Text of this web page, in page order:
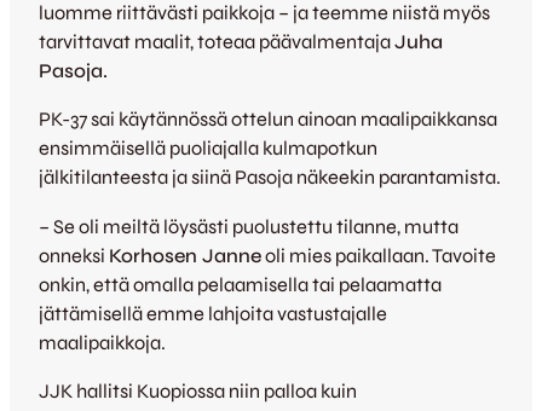
luomme riittävästi paikkoja – ja teemme niistä myös
tarvittavat maalit, toteaa päävalmentajaJuha
Pasoja.
PK-37 sai käytännössä ottelun ainoan maalipaikkansa
ensimmäisellä puoliajalla kulmapotkun
jälkitilanteesta ja siinä Pasoja näkeekin parantamista.
– Se oli meiltä löysästi puolustettu tilanne, mutta
onneksi Korhosen Janneoli mies paikallaan. Tavoite
onkin, että omalla pelaamisella tai pelaamatta
jättämisellä emme lahjoita vastustajalle
maalipaikkoja.
JJK hallitsi Kuopiossa niin palloa kuin